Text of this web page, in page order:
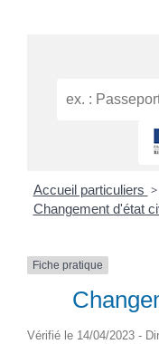
Service Public
Accueil particuliers >
Changement d'état
Fiche pratique
Vérifié le 14/04/2023 -